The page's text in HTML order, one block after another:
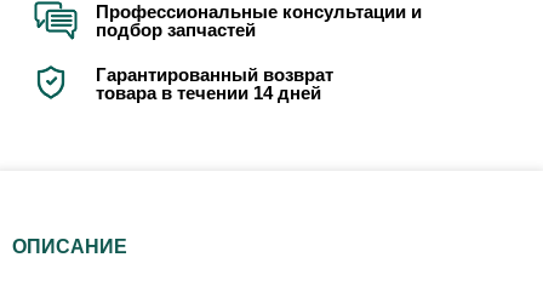
Профессиональные консультации и
подбор запчастей
Гарантированный возврат
товара в течении 14 дней
ОПИСАНИЕ